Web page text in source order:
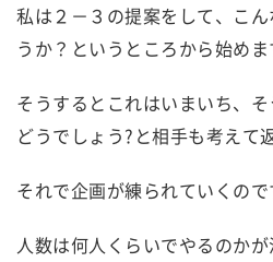
私は２－３の提案をして、こ
うか？というところから始めま
そうするとこれはいまいち、
どうでしょう?と相手も考えて
それで企画が練られていくので
人数は何人くらいでやるのか